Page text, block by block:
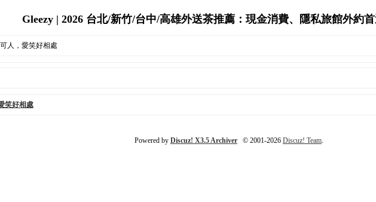
Gleezy | 2026 台北/新竹/台中/高雄外送茶推薦：現金消費、隱私旅館外約
人，愛笑好相處
笑好相處
Powered by Discuz! X3.5 Archiver © 2001-2026 Discuz! Team.